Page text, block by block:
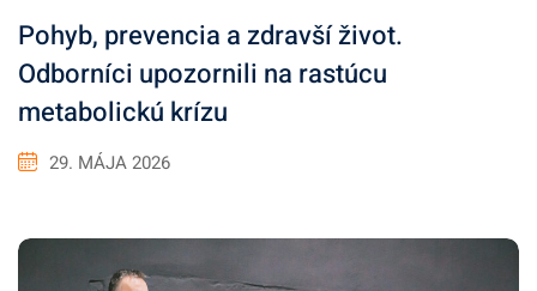
Pohyb, prevencia a zdravší život.
Odborníci upozornili na rastúcu
metabolickú krízu
29. MÁJA 2026